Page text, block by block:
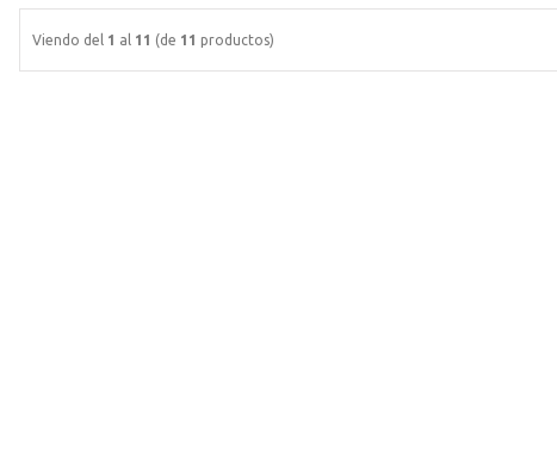
Viendo del 1 al 11 (de 11 productos)